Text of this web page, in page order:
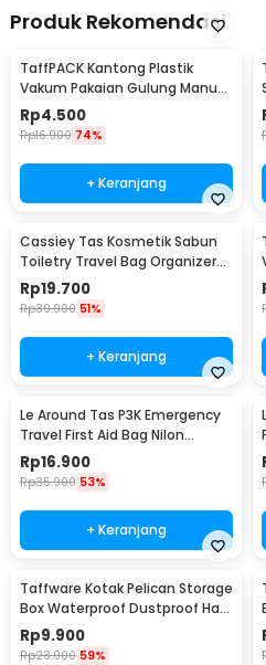
Produk Rekomendasi
TaffPACK Kantong Plastik
Vakum Pakaian Gulung Manual
40x60cm 1 PCS - TR028
Rp4.500
Rp16.900 74%
+ Keranjang
Cassiey Tas Kosmetik Sabun
Toiletry Travel Bag Organizer
21x17x8cm - VER.2
Rp19.700
Rp39.900 51%
+ Keranjang
Le Around Tas P3K Emergency
Travel First Aid Bag Nilon
23.7x13x7.5cm - LG129
Rp16.900
Rp35.900 53%
+ Keranjang
Taffware Kotak Pelican Storage
Box Waterproof Dustproof Hard
Case ABS S - G10/J020
Rp9.900
Rp23.900 59%